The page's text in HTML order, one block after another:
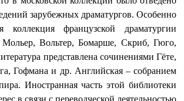
зарубежных драматургов. Особенно
коллекция французской драматургии
Мольер, Вольтер, Бомарше, Скриб, Гюго,
представлена сочинениями Гёте,
Гофмана и др. Английская – собранием
Иностранная часть этой библиотеки
в связи с переводческой деятельностью